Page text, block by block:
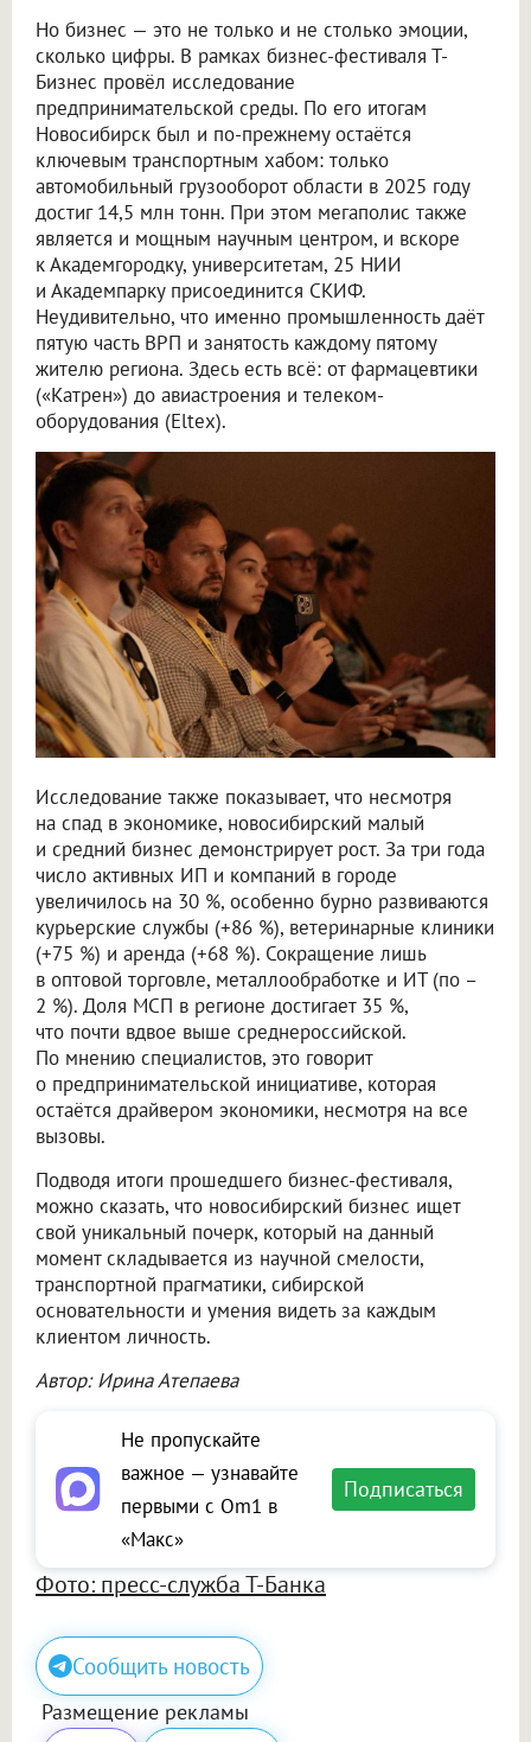
Но бизнес — это не только и не столько эмоции,
сколько цифры. В рамках бизнес-фестиваля Т-
Бизнес провёл исследование
предпринимательской среды. По его итогам
Новосибирск был и по-прежнему остаётся
ключевым транспортным хабом: только
автомобильный грузооборот области в 2025 году
достиг 14,5 млн тонн. При этом мегаполис также
является и мощным научным центром, и вскоре
к Академгородку, университетам, 25 НИИ
и Академпарку присоединится СКИФ.
Неудивительно, что именно промышленность даёт
пятую часть ВРП и занятость каждому пятому
жителю региона. Здесь есть всё: от фармацевтики
(«Катрен») до авиастроения и телеком-
оборудования (Eltex).
Исследование также показывает, что несмотря
на спад в экономике, новосибирский малый
и средний бизнес демонстрирует рост. За три года
число активных ИП и компаний в городе
увеличилось на 30 %, особенно бурно развиваются
курьерские службы (+86 %), ветеринарные клиники
(+75 %) и аренда (+68 %). Сокращение лишь
в оптовой торговле, металлообработке и ИТ (по –
2 %). Доля МСП в регионе достигает 35 %,
что почти вдвое выше среднероссийской.
По мнению специалистов, это говорит
о предпринимательской инициативе, которая
остаётся драйвером экономики, несмотря на все
вызовы.
Подводя итоги прошедшего бизнес-фестиваля,
можно сказать, что новосибирский бизнес ищет
свой уникальный почерк, который на данный
момент складывается из научной смелости,
транспортной прагматики, сибирской
основательности и умения видеть за каждым
клиентом личность.
Автор: Ирина Атепаева
Не пропускайте
важное — узнавайте
первыми с Om1 в
«Макс»
Подписаться
Фото: пресс-служба Т-Банка
Сообщить новость
Размещение рекламы